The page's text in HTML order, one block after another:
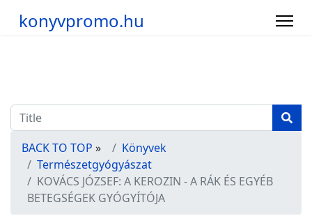
konyvpromo.hu
BACK TO TOP »
Könyvek
Természetgyógyászat
KOVÁCS JÓZSEF: A KEROZIN - A RÁK ÉS EGYÉB
BETEGSÉGEK GYÓGYÍTÓJA